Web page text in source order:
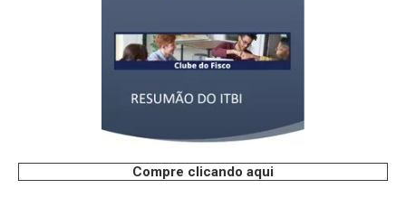
Compre clicando aqui